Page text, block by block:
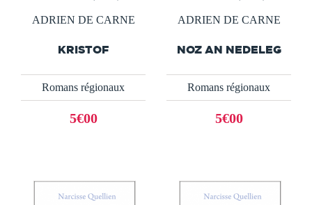
ADRIEN DE CARNE
KRISTOF
Romans régionaux
5€00
ADRIEN DE CARNE
NOZ AN NEDELEG
Romans régionaux
5€00